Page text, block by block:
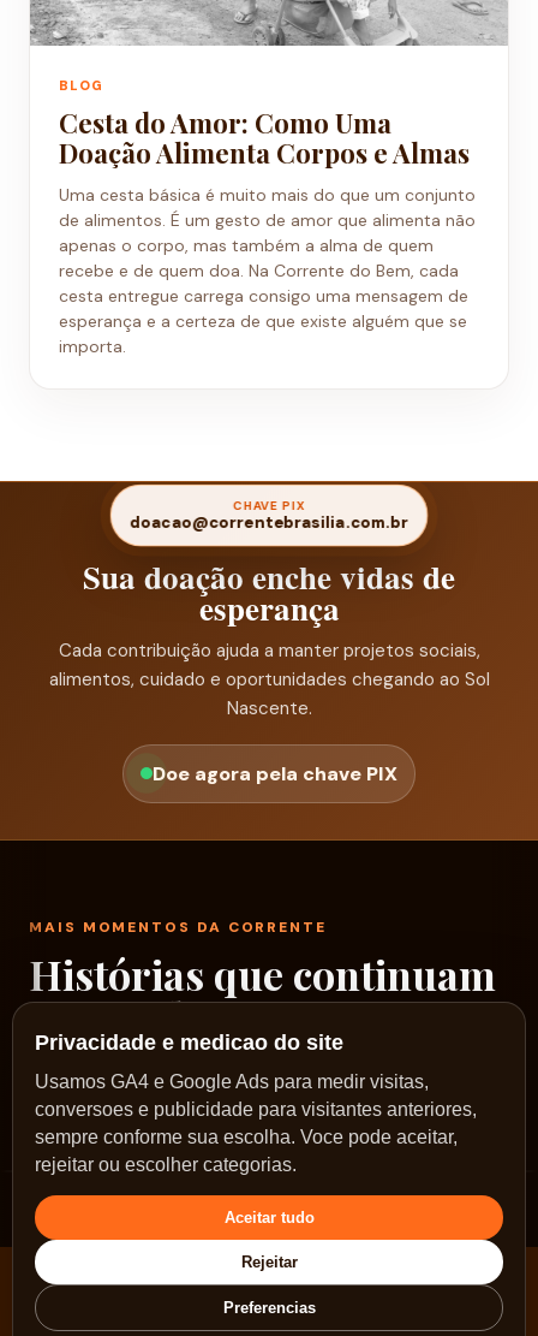
BLOG
Cesta do Amor: Como Uma
Doação Alimenta Corpos e Almas
Uma cesta básica é muito mais do que um conjunto
de alimentos. É um gesto de amor que alimenta não
apenas o corpo, mas também a alma de quem
recebe e de quem doa. Na Corrente do Bem, cada
cesta entregue carrega consigo uma mensagem de
esperança e a certeza de que existe alguém que se
importa.
CHAVE PIX
doacao@correntebrasilia.com.br
Sua doação enche vidas de
esperança
Cada contribuição ajuda a manter projetos sociais,
alimentos, cuidado e oportunidades chegando ao Sol
Nascente.
Doe agora pela chave PIX
MAIS MOMENTOS DA CORRENTE
Histórias que continuam
passando por aqui
Um rodízio de fotos reais dos nossos encontros,
ações e caminhos no Sol Nascente.
Pix: doacao@correntebrasilia.com.br ·
Privacidade e medicao do site
Usamos GA4 e Google Ads para medir visitas,
conversoes e publicidade para visitantes anteriores,
sempre conforme sua escolha. Voce pode aceitar,
rejeitar ou escolher categorias.
Aceitar tudo
Rejeitar
Preferencias